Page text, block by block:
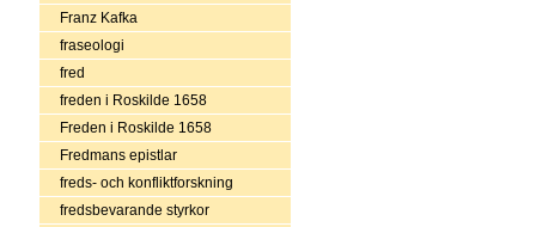
Franz Kafka
fraseologi
fred
freden i Roskilde 1658
Freden i Roskilde 1658
Fredmans epistlar
freds- och konfliktforskning
fredsbevarande styrkor